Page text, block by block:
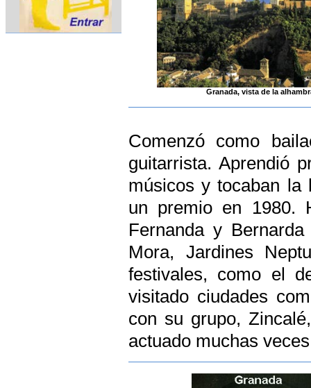
Granada, vista de la
Comenzó como
guitarrista. Aprendió
músicos y tocaban la
un premio en 1980.
Fernanda y
Mora, Jardines
festivales, como el
visitado ciudades
con su grupo,
actuado muchas